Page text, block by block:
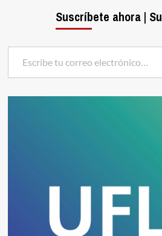
Suscríbete ahora |
Escribe tu correo electrónico…